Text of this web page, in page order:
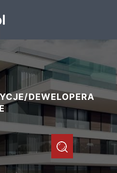
DEWELOPERA